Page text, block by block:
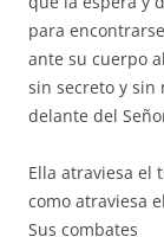
para
ante su cuerpo
sin secreto y sin
delante del
Ella atraviesa el
como atraviesa
Sus combates